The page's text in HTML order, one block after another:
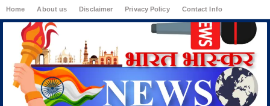
Home About us Disclaimer Privacy Policy Contact Info